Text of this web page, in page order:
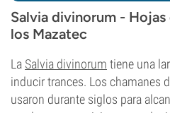
Salvia divinorum -
los Mazatec
La Salvia divinorum tiene una
inducir trances. Los chamanes
usaron durante siglos para